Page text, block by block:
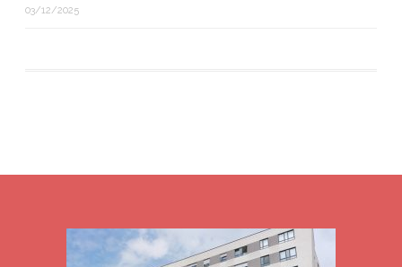
03/12/2025